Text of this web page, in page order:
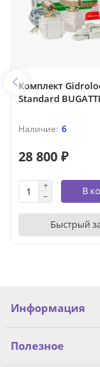
Комплект
Standard
6
28 800 ₽
В
Быстрый
Информация
Полезное